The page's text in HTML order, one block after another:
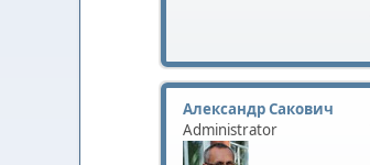
Александр Сакович
Administrator